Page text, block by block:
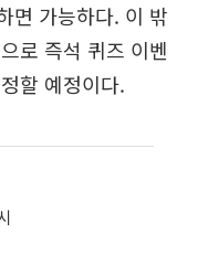
면 가능하다. 이 밖
로 즉석 퀴즈 이벤
할 예정이다.